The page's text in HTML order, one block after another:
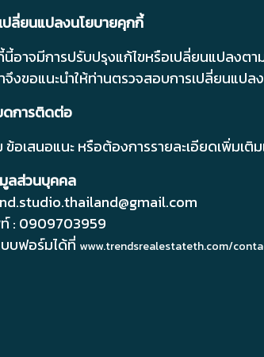
ปลี่ยนแปลงนโยบายคุกกี้
อาจมีการปรับปรุงแก้ไขหรือเปลี่ยนแปลงต
จึงขอแนะนำให้ท่านตรวจสอบการเปลี่ยนแป
ดการติดต่อ
ข้อเสนอแนะ หรือต้องการรายละเอียดเพิ่ม
ลส่วนบุคคล
: 0909703959
บฟอร์มได้ที่ www.trendsrealestateth.com/